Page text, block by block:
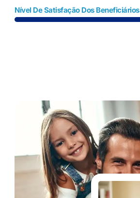
Nível De Satisfação Dos Beneficiários